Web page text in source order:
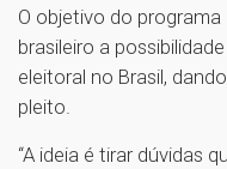
O objetivo do
brasileiro a
eleitoral no Brasil,
pleito.
“A ideia é tirar dúvidas